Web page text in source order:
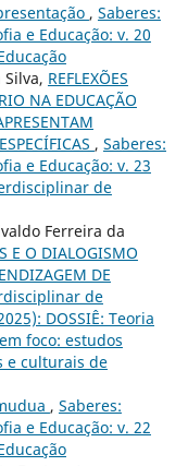
, Saberes:
e Educação: v. 20
Silva, REFLEXÕES
NA EDUCAÇÃO
, Saberes:
e Educação: v. 23
de
Ferreira da
E O DIALOGISMO
DE
de
DOSSIÊ: Teoria
foco: estudos
e culturais de
, Saberes:
e Educação: v. 22